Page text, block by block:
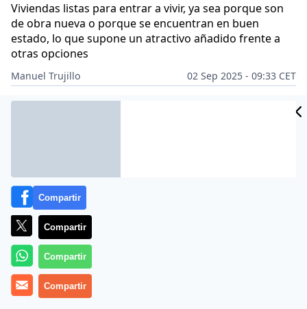
Viviendas listas para entrar a vivir, ya sea porque son
de obra nueva o porque se encuentran en buen
estado, lo que supone un atractivo añadido frente a
otras opciones
Manuel Trujillo
02 Sep 2025 - 09:33 CET
Archivado en: ECONOMÍA
Compartir
Compartir
Compartir
Compartir